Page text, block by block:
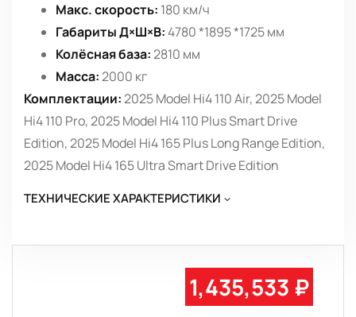
Макс. скорость: 180 км/ч
Габариты Д×Ш×В: 4780 *1895 *1725 мм
Колёсная база:2810 мм
Масса:2000 кг
Комплектации:2025 Model Hi4 110 Air, 2025 Model
Hi4 110 Pro, 2025 Model Hi4 110 Plus Smart Drive
Edition, 2025 Model Hi4 165 Plus Long Range Edition,
2025 Model Hi4 165 Ultra Smart Drive Edition
ТЕХНИЧЕСКИЕ ХАРАКТЕРИСТИКИ
1,435,533 ₽